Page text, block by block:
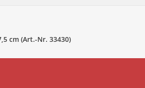
cm (Art.-Nr. 33430)